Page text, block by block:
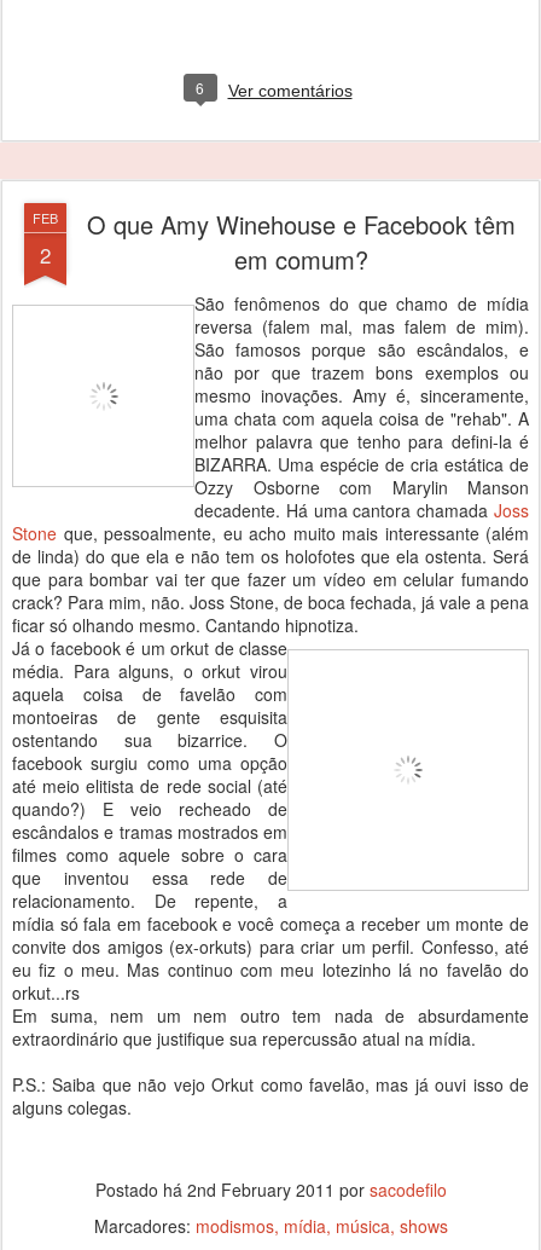
6 Ver comentários
FEB
2
O que Amy Winehouse e Facebook têm
em comum?
São fenômenos do que chamo de mídia
reversa (falem mal, mas falem de mim).
São famosos porque são escândalos, e
não por que trazem bons exemplos ou
mesmo inovações. Amy é, sinceramente,
uma chata com aquela coisa de "rehab". A
melhor palavra que tenho para defini-la é
BIZARRA. Uma espécie de cria estática de
Ozzy Osborne com Marylin Manson
decadente. Há uma cantora chamada Joss
Stone que, pessoalmente, eu acho muito mais interessante (além
de linda) do que ela e não tem os holofotes que ela ostenta. Será
que para bombar vai ter que fazer um vídeo em celular fumando
crack? Para mim, não. Joss Stone, de boca fechada, já vale a pena
ficar só olhando mesmo. Cantando hipnotiza.
Já o facebook é um orkut de classe
média. Para alguns, o orkut virou
aquela coisa de favelão com
montoeiras de gente esquisita
ostentando sua bizarrice. O
facebook surgiu como uma opção
até meio elitista de rede social (até
quando?) E veio recheado de
escândalos e tramas mostrados em
filmes como aquele sobre o cara
que inventou essa rede de
relacionamento. De repente, a
mídia só fala em facebook e você começa a receber um monte de
convite dos amigos (ex-orkuts) para criar um perfil. Confesso, até
eu fiz o meu. Mas continuo com meu lotezinho lá no favelão do
orkut...rs
Em suma, nem um nem outro tem nada de absurdamente
extraordinário que justifique sua repercussão atual na mídia.
P.S.: Saiba que não vejo Orkut como favelão, mas já ouvi isso de
alguns colegas.
Postado há 2nd February 2011 por sacodefilo
Marcadores: modismos mídia música shows